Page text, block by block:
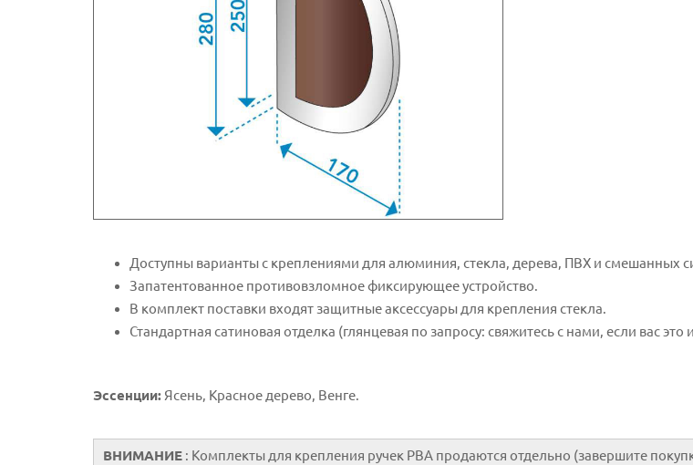
Доступны варианты с креплениями для алюминия, стекла, дерева, ПВХ и смешанных
Запатентованное противовзломное фиксирующее устройство.
В комплект поставки входят защитные аксессуары для крепления стекла.
Стандартная сатиновая отделка (глянцевая по запросу: свяжитесь с нами, если вас это
Эссенции: Ясень, Красное дерево, Венге.
ВНИМАНИЕ : Комплекты для крепления ручек PBA продаются отдельно (завершите